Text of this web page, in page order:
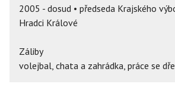
2005 - dosud • předseda Krajského
Hradci Králové
Záliby
volejbal, chata a zahrádka, práce se